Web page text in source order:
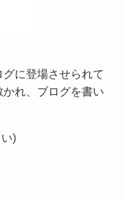
に登場させられて
れ、ブログを書い
)